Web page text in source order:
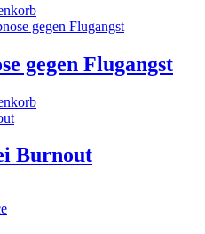
gegen Flugangst
Burnout